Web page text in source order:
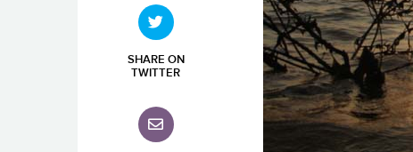
SHARE ON
TWITTER